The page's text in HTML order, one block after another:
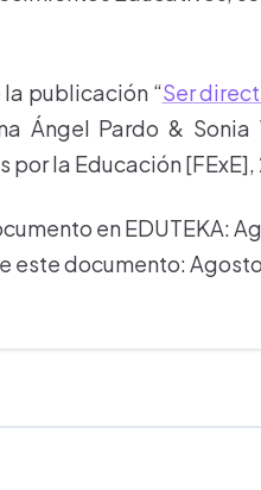
publicación “Ser
Ángel Pardo &
por la Educación
en EDUTEKA:
este documento: